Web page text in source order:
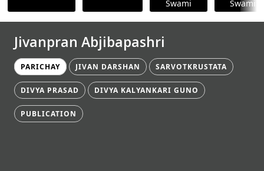
Swami
Swami
Jivanpran Abjibapashri
PARICHAY JIVAN DARSHAN SARVOTKRUSTATA
DIVYA PRASAD DIVYA KALYANKARI GUNO
PUBLICATION